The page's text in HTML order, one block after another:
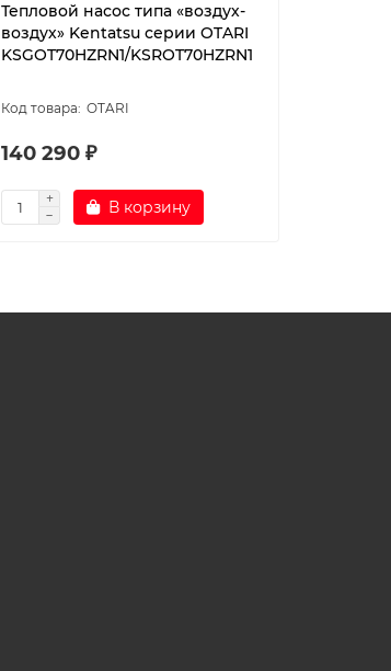
Тепловой насос типа «воздух-
воздух» Kentatsu серии OTARI
KSGOT70HZRN1/KSROT70HZRN1
OTARI
140 290 ₽
В корзину